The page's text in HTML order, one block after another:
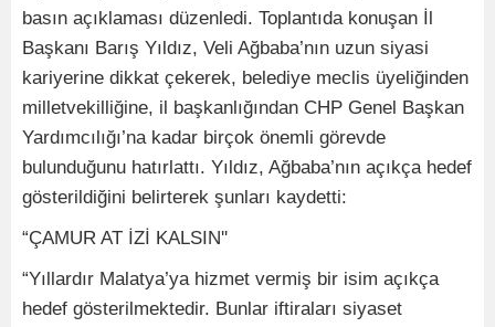
basın açıklaması düzenledi. Toplantıda konuşan İl
Başkanı Barış Yıldız, Veli Ağbaba’nın uzun siyasi
kariyerine dikkat çekerek, belediye meclis üyeliğinden
milletvekilliğine, il başkanlığından CHP Genel Başkan
Yardımcılığı’na kadar birçok önemli görevde
bulunduğunu hatırlattı. Yıldız, Ağbaba’nın açıkça hedef
gösterildiğini belirterek şunları kaydetti:
“ÇAMUR AT İZİ KALSIN''
“Yıllardır Malatya’ya hizmet vermiş bir isim açıkça
hedef gösterilmektedir. Bunlar iftiraları siyaset